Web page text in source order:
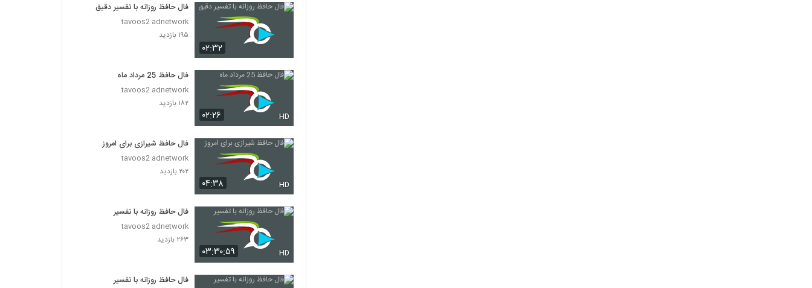
۰۲:۳۲
فال حافظ روزانه با تفسیر دقیق
tavoos2 adnetwork
۱۹۵ بازدید
۰۲:۲۶ HD
فال حافظ 25 مرداد ماه
tavoos2 adnetwork
۱۸۲ بازدید
۰۴:۳۸ HD
فال حافظ شیرازی برای امروز
tavoos2 adnetwork
۲۰۲ بازدید
۰۳:۳۰:۵۹ HD
فال حافظ روزانه با تفسیر
tavoos2 adnetwork
۲۶۳ بازدید
فال حافظ روزانه با تفسیر